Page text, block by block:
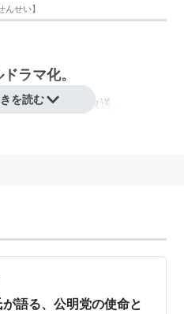
んせい】
ラマ化。
年10月27日 放送。
を読む
が語る、公明党の使命と